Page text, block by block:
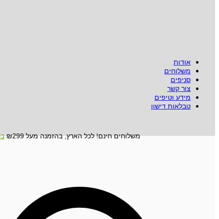
אודות
משלוחים
סניפים
צור קשר
מידע וטיפים
טבלאות דישון
משלוחים חינם! לכל הארץ, בהזמנה מעל ₪299